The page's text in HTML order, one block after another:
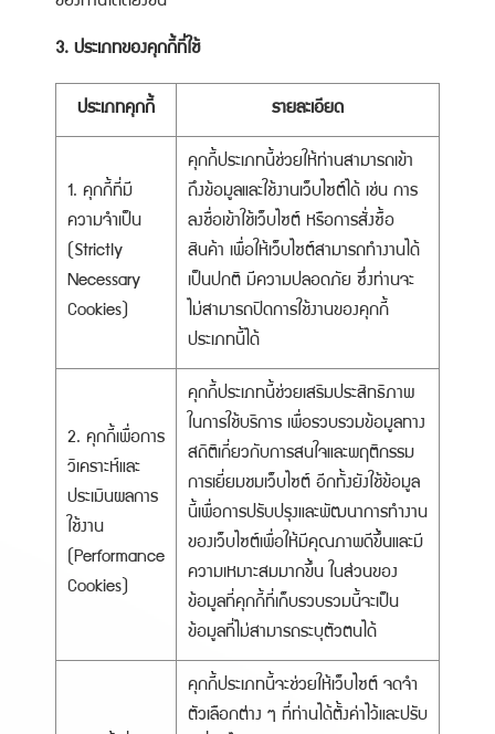
3. ประเภทของคุกกี้ที่ใช้
ประเภทคุกกี้ รายละเอียด
1. คุกกี้ที่มี
ความจำเป็น
(Strictly
Necessary
Cookies)
คุกกี้ประเภทนี้ช่วยให้ท่านสามารถเข้า
ถึงข้อมูลและใช้งานเว็บไซต์ได้ เช่น การ
ลงชื่อเข้าใช้เว็บไซต์ หรือการสั่งซื้อ
สินค้า เพื่อให้เว็บไซต์สามารถทำงานได้
เป็นปกติ มีความปลอดภัย ซึ่งท่านจะ
ไม่สามารถปิดการใช้งานของคุกกี้
ประเภทนี้ได้
2. คุกกี้เพื่อการ
วิเคราะห์และ
ประเมินผลการ
ใช้งาน
(Performance
Cookies)
คุกกี้ประเภทนี้ช่วยเสริมประสิทธิภาพ
ในการใช้บริการ เพื่อรวบรวมข้อมูลทาง
สถิติเกี่ยวกับการสนใจและพฤติกรรม
การเยี่ยมชมเว็บไซต์ อีกทั้งยังใช้ข้อมูล
นี้เพื่อการปรับปรุงและพัฒนาการทำงาน
ของเว็บไซต์เพื่อให้มีคุณภาพดีขึ้นและมี
ความเหมาะสมมากขึ้น ในส่วนของ
ข้อมูลที่คุกกี้ที่เก็บรวบรวมนี้จะเป็น
ข้อมูลที่ไม่สามารถระบุตัวตนได้
คุกกี้ประเภทนี้จะช่วยให้เว็บไซต์ จดจำ
ตัวเลือกต่าง ๆ ที่ท่านได้ตั้งค่าไว้และปรับ